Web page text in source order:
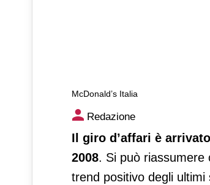
McDonald’s Italia
McDonald’s Italia
Redazione
Il giro d’affari è
2008. Si può riassumere
trend positivo degli